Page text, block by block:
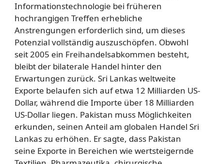
Informationstechnologie bei früheren
hochrangigen Treffen erhebliche
Anstrengungen erforderlich sind, um dieses
Potenzial vollständig auszuschöpfen. Obwohl
seit 2005 ein Freihandelsabkommen besteht,
bleibt der bilaterale Handel hinter den
Erwartungen zurück. Sri Lankas weltweite
Exporte belaufen sich auf etwa 12 Milliarden US-
Dollar, während die Importe über 18 Milliarden
US-Dollar liegen. Pakistan muss Möglichkeiten
erkunden, seinen Anteil am globalen Handel Sri
Lankas zu erhöhen. Er sagte, dass Pakistan
seine Exporte in Bereichen wie wertsteigernde